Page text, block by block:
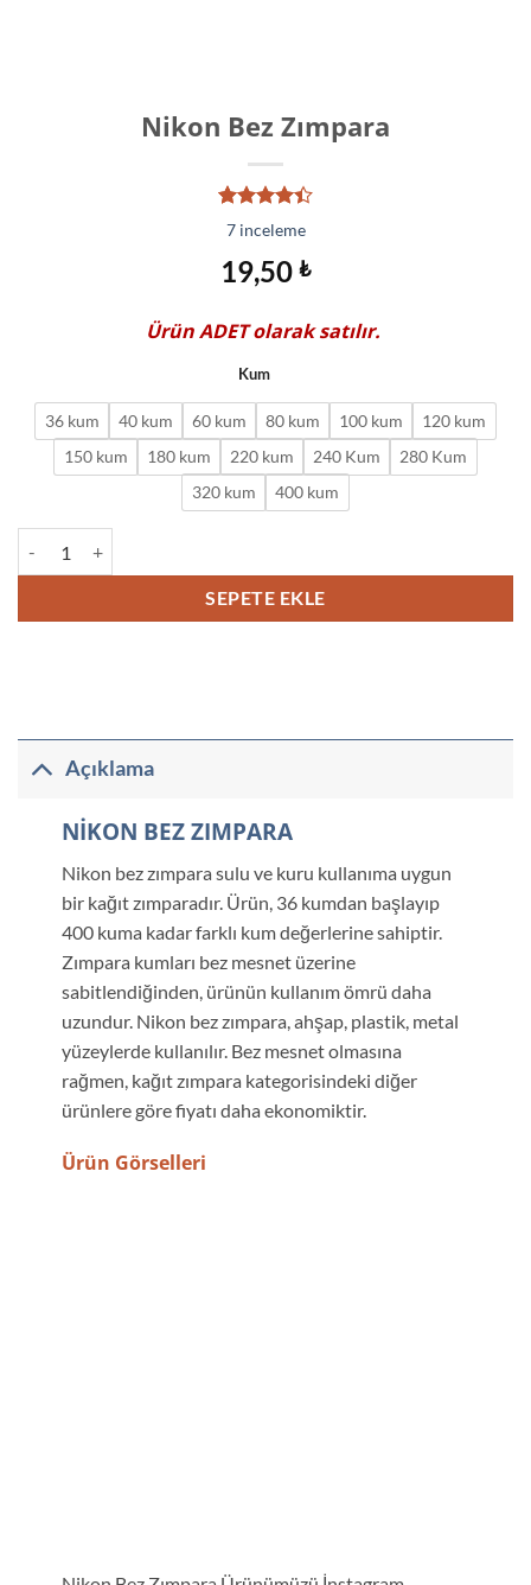
Nikon Bez Zımpara
7müşteri
puanına
dayanarak
5
aldı
7inceleme
19,50 ₺
ÜrünADETolarak satılır.
Kum
36 kum 40 kum 60 kum 80 kum 100 kum
120 kum
150 kum
180 kum 220 kum 240 Kum
280 Kum
320 kum
400 kum
SEPETE EKLE
Açıklama
NİKON BEZ ZIMPARA
Nikon bez zımpara sulu ve kuru kullanıma uygun
bir kağıt zımparadır. Ürün, 36 kumdan başlayıp
400 kuma kadar farklı kum değerlerine sahiptir.
Zımpara kumları bez mesnet üzerine
sabitlendiğinden, ürünün kullanım ömrü daha
uzundur. Nikon bez zımpara, ahşap, plastik, metal
yüzeylerde kullanılır. Bez mesnet olmasına
rağmen, kağıt zımpara kategorisindeki diğer
ürünlere göre fiyatı daha ekonomiktir.
Ürün Görselleri